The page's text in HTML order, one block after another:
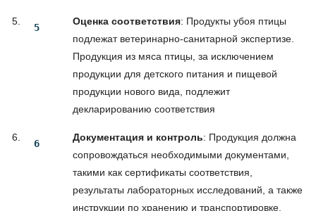
Оценка соответствия: Продукты убоя птицы
подлежат ветеринарно-санитарной экспертизе.
Продукция из мяса птицы, за исключением
продукции для детского питания и пищевой
продукции нового вида, подлежит
декларированию соответствия
Документация и контроль: Продукция должна
сопровождаться необходимыми документами,
такими как сертификаты соответствия,
результаты лабораторных исследований, а также
инструкции по хранению и транспортировке.